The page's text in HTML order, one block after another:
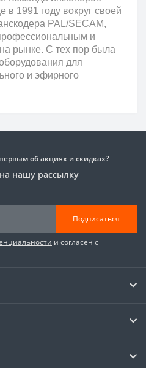
в 1991 году вокруг своей
PAL/SECAM,
и
рынке. С тех пор была
для
и эфирного
об акциях и скидках?
нашу рассылку
Подписаться
и согласен с